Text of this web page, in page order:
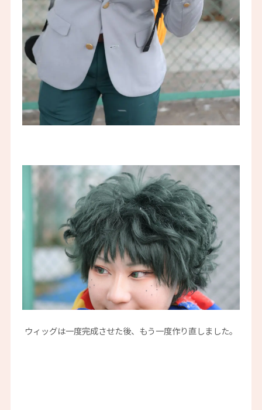
ウィッグは一度完成させた後、もう一度作り直しました。